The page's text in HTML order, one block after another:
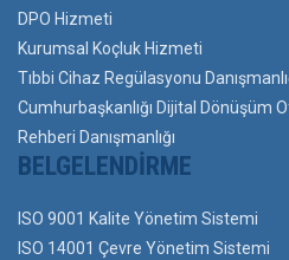
DPO Hizmeti
Kurumsal Koçluk Hizmeti
Tıbbi Cihaz Regülasyonu
Cumhurbaşkanlığı Dijital Dönüşüm
Rehberi Danışmanlığı
BELGELENDIRME
ISO 9001 Kalite Yönetim Sistemi
ISO 14001 Çevre Yönetim Sistemi